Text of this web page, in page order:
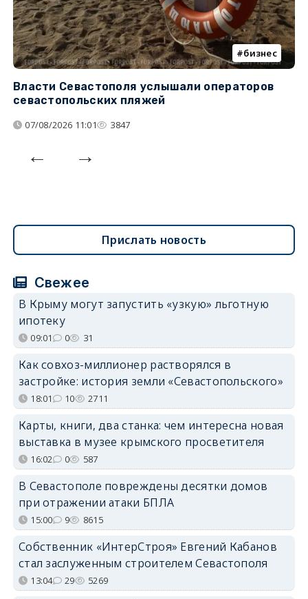
бизнес
Власти Севастополя услышали операторов
севастопольских пляжей
07/08/2026 11:01 3847
Прислать новость
Свежее
В Крыму могут запустить «узкую» льготную
ипотеку
09:01 0 31
Как совхоз-миллионер растворялся в
застройке: история земли «Севастопольского»
18:01 10 2711
Карты, книги, два станка: чем интересна новая
выставка в музее крымского просветителя
16:02 0 587
В Севастополе повреждены десятки домов
при отражении атаки БПЛА
15:00 9 8615
Собственник «ИнтерСтроя» Евгений Кабанов
стал заслуженным строителем Севастополя
13:04 29 5269